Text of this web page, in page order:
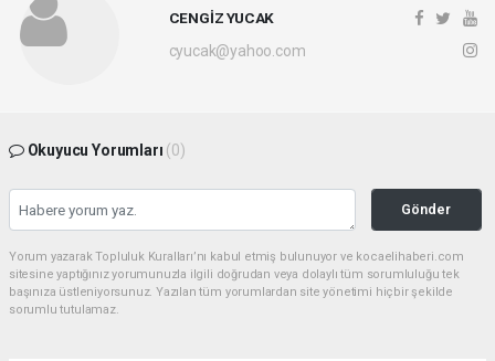
CENGİZ YUCAK
cyucak@yahoo.com
Okuyucu Yorumları (0)
Gönder
Yorum yazarak Topluluk Kuralları’nı kabul etmiş bulunuyor ve kocaelihaberi.com
sitesine yaptığınız yorumunuzla ilgili doğrudan veya dolaylı tüm sorumluluğu tek
başınıza üstleniyorsunuz. Yazılan tüm yorumlardan site yönetimi hiçbir şekilde
sorumlu tutulamaz.